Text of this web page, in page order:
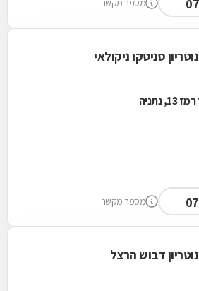
מספר מקשר
סניטקו ניקולאי
13, נתניה
מספר מקשר
דבוש הרצל